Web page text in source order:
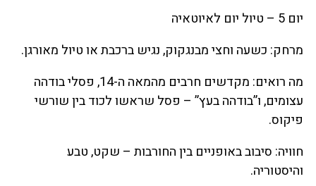
יום 5 – טיול יום לאיוטאיה
מרחק: כשעה וחצי מבנגקוק, נגיש ברכבת או טיול מאורגן.
מה רואים: מקדשים חרבים מהמאה ה-14, פסלי בודהה
עצומים, ו”בודהה בעץ” – פסל שראשו לכוד בין שורשי
פיקוס.
חוויה: סיבוב באופניים בין החורבות – שקט, טבע
והיסטוריה.